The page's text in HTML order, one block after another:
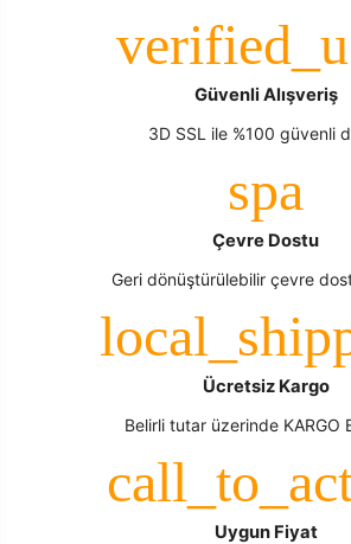
Güvenli Alışveriş
3D SSL ile %100 güvenli
Çevre Dostu
Geri dönüştürülebilir çevre
Ücretsiz Kargo
Belirli tutar üzerinde KARGO
Uygun Fiyat